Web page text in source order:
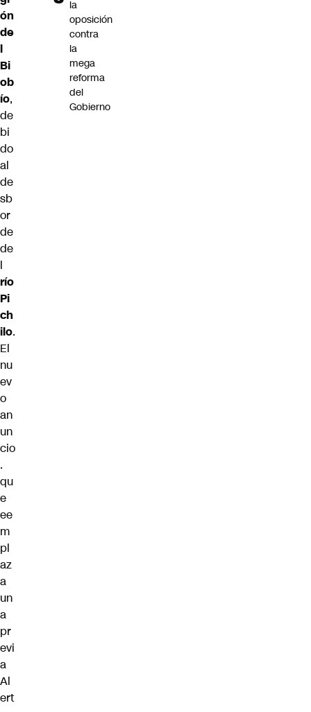
ón
de
l
Bi
ob
ío,
de
bi
do
al
de
sb
or
de
de
l
río
Pi
ch
ilo.
El
nu
ev
o
an
un
cio
.
qu
e
ee
m
pl
az
a
un
a
pr
evi
a
Al
ert
la
oposición
contra
la
mega
reforma
del
Gobierno